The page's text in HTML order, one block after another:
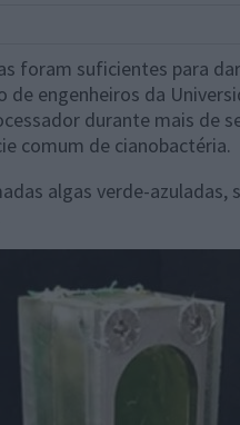
foram suficientes para
engenheiros da
durante mais de
comum de cianobactéria.
algas verde-